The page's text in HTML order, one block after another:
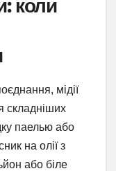
коли
мідії
складніших
паелью або
на олії з
або біле